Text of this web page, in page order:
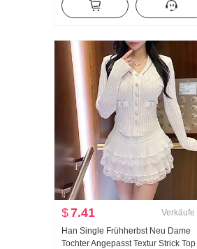
Träger Spitze Klein Top Damen Sexy
$7.41 Verkäufe
Han Single Frühherbst Neu Dame
Tochter Angepasst Textur Strick Top